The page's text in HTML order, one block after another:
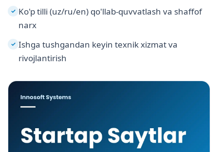
✓ Ko'p tilli (uz/ru/en) qo'llab-quvvatlash va shaffof
narx
✓ Ishga tushgandan keyin texnik xizmat va
rivojlantirish